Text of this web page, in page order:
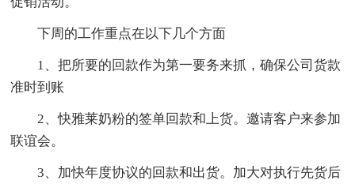
下周的工作重点在以下几个方面
1、把所要的回款作为第一要务来抓，确保公司货款
准时到账
2、快雅莱奶粉的签单回款和上货。邀请客户来参加
联谊会。
3、加快年度协议的回款和出货。加大对执行先货后